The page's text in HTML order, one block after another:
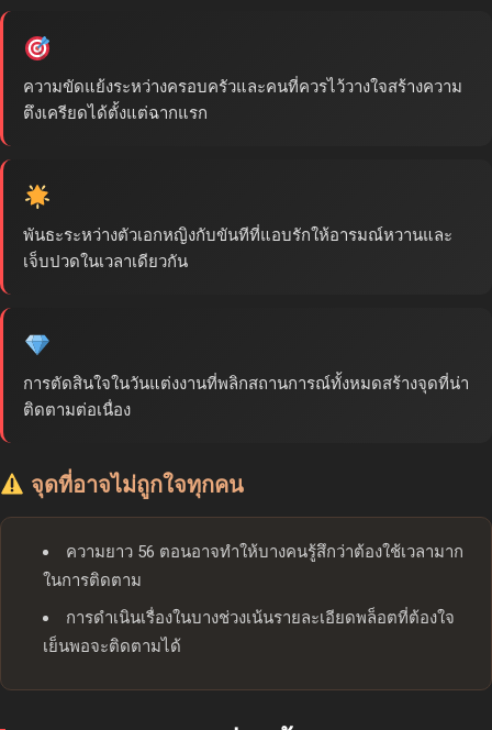
ความขัดแย้งระหว่างครอบครัวและคนที่ควรไว้วางใจสร้างความ
ตึงเครียดได้ตั้งแต่ฉากแรก
พันธะระหว่างตัวเอกหญิงกับขันทีที่แอบรักให้อารมณ์หวานและ
เจ็บปวดในเวลาเดียวกัน
การตัดสินใจในวันแต่งงานที่พลิกสถานการณ์ทั้งหมดสร้างจุดที่น่า
ติดตามต่อเนื่อง
จุดที่อาจไม่ถูกใจทุกคน
ความยาว 56 ตอนอาจทำให้บางคนรู้สึกว่าต้องใช้เวลามาก
ในการติดตาม
การดำเนินเรื่องในบางช่วงเน้นรายละเอียดพล็อตที่ต้องใจ
เย็นพอจะติดตามได้